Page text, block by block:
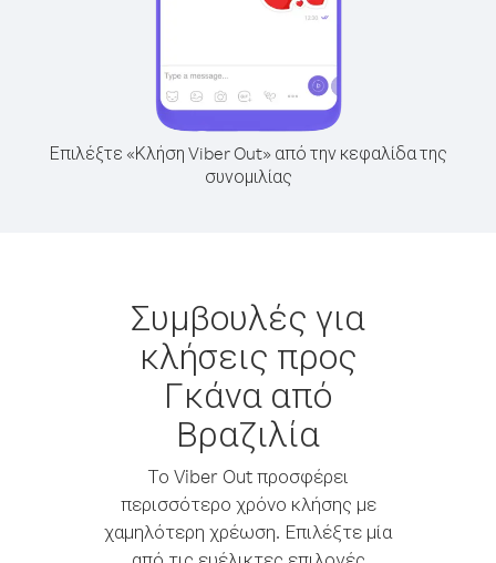
Επιλέξτε «Κλήση Viber Out» από την κεφαλίδα της
συνομιλίας
Συμβουλές για
κλήσεις προς
Γκάνα από
Βραζιλία
Το Viber Out προσφέρει
περισσότερο χρόνο κλήσης με
χαμηλότερη χρέωση. Επιλέξτε μία